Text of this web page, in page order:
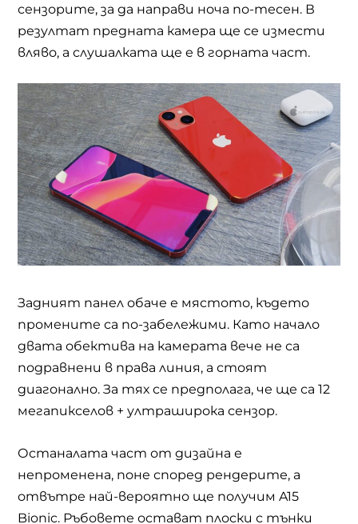
сензорите, за да направи ноча по-тесен. В
резултат предната камера ще се измести
вляво, а слушалката ще е в горната част.
Задният панел обаче е мястото, където
промените са по-забележими. Като начало
двата обектива на камерата вече не са
подравнени в права линия, а стоят
диагонално. За тях се предполага, че ще са 12
мегапикселов + ултраширока сензор.
Останалата част от дизайна е
непроменена, поне според рендерите, а
отвътре най-вероятно ще получим A15
Bionic. Ръбовете остават плоски с тънки